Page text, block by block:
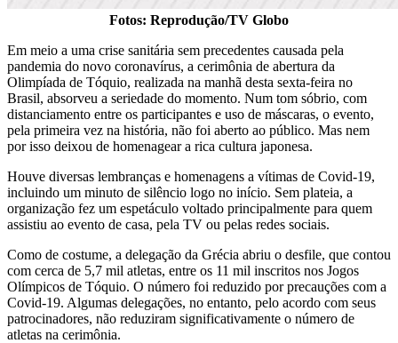
Fotos: Reprodução/TV Globo
Em meio a uma crise sanitária sem precedentes causada pela
pandemia do novo coronavírus, a cerimônia de abertura da
Olimpíada de Tóquio, realizada na manhã desta sexta-feira no
Brasil, absorveu a seriedade do momento. Num tom sóbrio, com
distanciamento entre os participantes e uso de máscaras, o evento,
pela primeira vez na história, não foi aberto ao público. Mas nem
por isso deixou de homenagear a rica cultura japonesa.
Houve diversas lembranças e homenagens a vítimas de Covid-19,
incluindo um minuto de silêncio logo no início. Sem plateia, a
organização fez um espetáculo voltado principalmente para quem
assistiu ao evento de casa, pela TV ou pelas redes sociais.
Como de costume, a delegação da Grécia abriu o desfile, que contou
com cerca de 5,7 mil atletas, entre os 11 mil inscritos nos Jogos
Olímpicos de Tóquio. O número foi reduzido por precauções com a
Covid-19. Algumas delegações, no entanto, pelo acordo com seus
patrocinadores, não reduziram significativamente o número de
atletas na cerimônia.